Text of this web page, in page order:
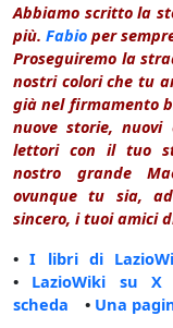
Abbiamo scritto la
più. Fabio per
Proseguiremo la
nostri colori che tu
già nel firmamento
nuove storie,
lettori con il tuo
nostro grande
ovunque tu sia,
sincero, i tuoi amici
•I libri di
• LazioWiki su X
scheda • Una